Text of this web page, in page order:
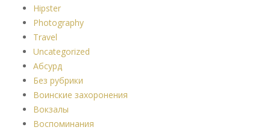
Hipster
Photography
Travel
Uncategorized
Абсурд
Без рубрики
Воинские захоронения
Вокзалы
Воспоминания